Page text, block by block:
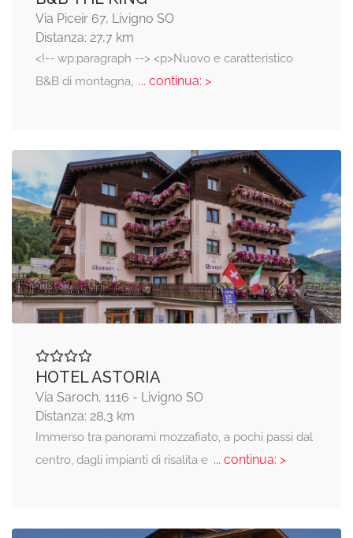
Via Piceir 67, Livigno SO
Distanza: 27,7 km
<!-- wp:paragraph --> <p>Nuovo e caratteristico
B&B di montagna,
... continua: >
HOTEL ASTORIA
Via Saroch, 1116 - Livigno SO
Distanza: 28,3 km
Immerso tra panorami mozzafiato, a pochi passi dal
centro, dagli impianti di risalita e... continua: >